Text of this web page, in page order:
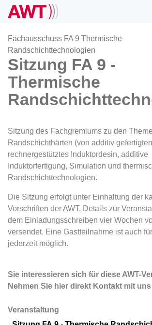
AWT
Netzwerk
Veranstaltungen
Forschung
Mitgliedschaft
Fachausschuss FA 9 Thermische
Randschichttechnologien
Sitzung FA 9 -
Thermische
Sitzung des Fachgremiums zu den
Randschichthärten (von additiv
rechnergestütztes Induktordesin, additive
Induktorfertigung, Simulation und
Randschichttechnologien.
Die Sitzung erfolgt unter Einhaltung der
Vorschriften der AWT. Details zur
dem Einladungsschreiben vier Wochen
versendet. Eine Gastteilnahme ist auch
jederzeit möglich.
Sie interessieren sich für diese AWT-
Nehmen Sie hier direkt Kontakt mit
Veranstaltung